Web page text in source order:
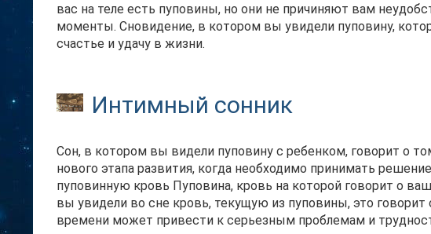
вас на теле есть пуповины, но они не причиняют вам
моменты. Сновидение, в котором вы увидели пуповину,
счастье и удачу в жизни.
Интимный сонник
Сон, в котором вы видели пуповину с ребенком, говорит о
нового этапа развития, когда необходимо принимать
пуповинную кровь Пуповина, кровь на которой говорит о
вы увидели во сне кровь, текущую из пуповины, это
времени может привести к серьезным проблемам и